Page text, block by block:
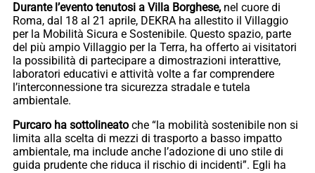
Durante l’evento tenutosi a Villa Borghese, nel cuore di
Roma, dal 18 al 21 aprile, DEKRA ha allestito il Villaggio
per la Mobilità Sicura e Sostenibile. Questo spazio, parte
del più ampio Villaggio per la Terra, ha offerto ai visitatori
la possibilità di partecipare a dimostrazioni interattive,
laboratori educativi e attività volte a far comprendere
l’interconnessione tra sicurezza stradale e tutela
ambientale.
Purcaro ha sottolineato che “la mobilità sostenibile non si
limita alla scelta di mezzi di trasporto a basso impatto
ambientale, ma include anche l’adozione di uno stile di
guida prudente che riduca il rischio di incidenti”. Egli ha